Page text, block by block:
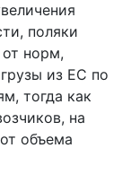
поляки
норм,
из ЕС по
тогда как
на
объема